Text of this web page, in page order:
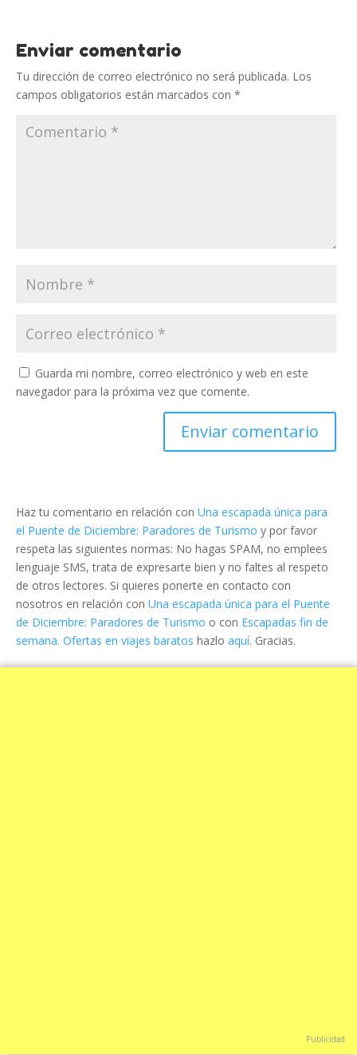
Enviar comentario
Tu dirección de correo electrónico no será publicada. Los
campos obligatorios están marcados con *
Guarda mi nombre, correo electrónico y web en este
navegador para la próxima vez que comente.
Haz tu comentario en relación con Una escapada única para
el Puente de Diciembre: Paradores de Turismo y por favor
respeta las siguientes normas: No hagas SPAM, no emplees
lenguaje SMS, trata de expresarte bien y no faltes al respeto
de otros lectores. Si quieres ponerte en contacto con
nosotros en relación con Una escapada única para el Puente
de Diciembre: Paradores de Turismo o con Escapadas fin de
semana. Ofertas en viajes baratos hazlo aquí. Gracias.
Publicidad